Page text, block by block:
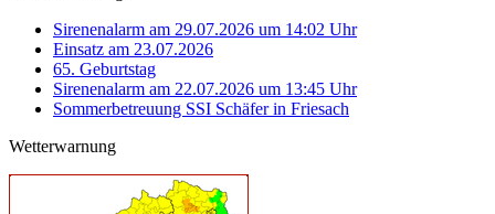
Sirenenalarm am 29.07.2026 um 14:02 Uhr
Einsatz am 23.07.2026
65. Geburtstag
Sirenenalarm am 22.07.2026 um 13:45 Uhr
Sommerbetreuung SSI Schäfer in Friesach
Wetterwarnung